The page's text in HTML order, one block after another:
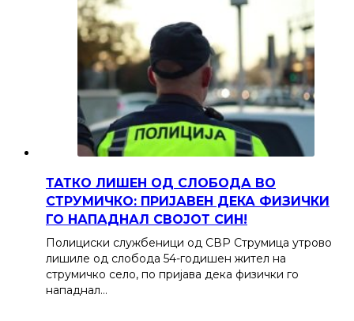
ТАТКО ЛИШЕН ОД СЛОБОДА ВО
СТРУМИЧКО: ПРИЈАВЕН ДЕКА ФИЗИЧКИ
ГО НАПАДНАЛ СВОЈОТ СИН!
Полициски службеници од СВР Струмица утрово
лишиле од слобода 54-годишен жител на
струмичко село, по пријава дека физички го
нападнал…